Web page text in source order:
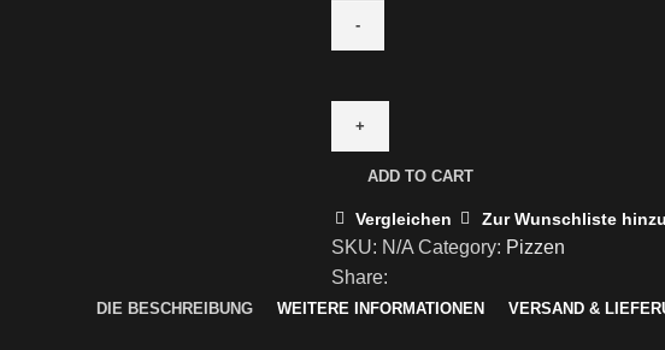
ADD TO CART
Vergleichen Zur Wunschliste
SKU: N/ACategory: Pizzen
Share:
DIE BESCHREIBUNG WEITERE INFORMATIONEN VERSAND &